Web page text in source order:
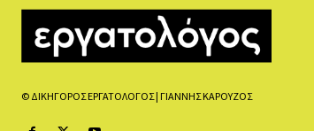
© ΔΙΚΗΓΟΡΟΣ ΕΡΓΑΤΟΛΟΓΟΣ | ΓΙΑΝΝΗΣ ΚΑΡΟΥΖΟΣ